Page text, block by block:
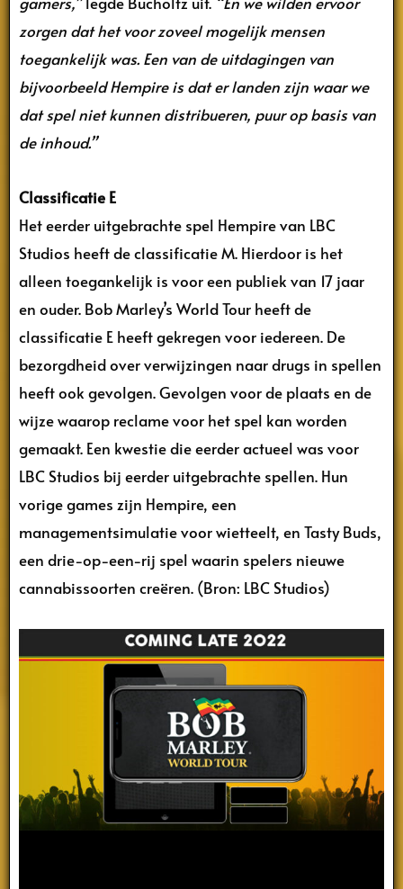
zorgen dat het voor zoveel mogelijk mensen
toegankelijk was. Een van de uitdagingen van
bijvoorbeeld Hempire is dat er landen zijn waar we
dat spel niet kunnen distribueren, puur op basis van
de inhoud.”
Classificatie E
Het eerder uitgebrachte spel Hempire van LBC
Studios heeft de classificatie M. Hierdoor is het
alleen toegankelijk is voor een publiek van 17 jaar
en ouder. Bob Marley’s World Tour heeft de
classificatie E heeft gekregen voor iedereen. De
bezorgdheid over verwijzingen naar drugs in spellen
heeft ook gevolgen. Gevolgen voor de plaats en de
wijze waarop reclame voor het spel kan worden
gemaakt. Een kwestie die eerder actueel was voor
LBC Studios bij eerder uitgebrachte spellen. Hun
vorige games zijn Hempire, een
managementsimulatie voor wietteelt, en Tasty Buds,
een drie-op-een-rij spel waarin spelers nieuwe
cannabissoorten creëren. (Bron: LBC Studios)